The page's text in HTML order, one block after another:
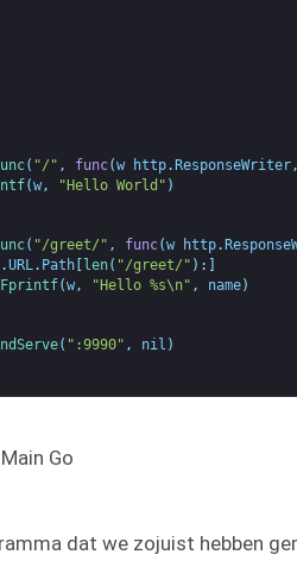
( "/" , func(w http. ResponseWriter
(w, "Hello World" )
( "/greet/" , func(w http.
.URL. Path[ len( "/greet/" ) :
Fprintf(w, "Hello %s\n" , name)
( ":9990" , nil )
dat we zojuist hebben